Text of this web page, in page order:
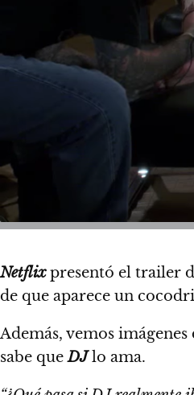
Netflixpresentó el trailer
de que aparece un
Además, vemos
sabe queDJlo ama.